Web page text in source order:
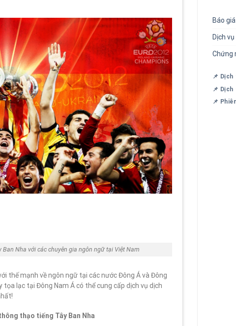
Nha với các chuyên gia ngôn ngữ tại Việt Nam
thế mạnh về ngôn ngữ tại các nước Đông Á và Đông
tọa lạc tại Đông Nam Á có thể cung cấp dịch vụ dịch
thạo tiếng Tây Ban Nha
Báo
Dịch
Chứng
📌
📌
📌